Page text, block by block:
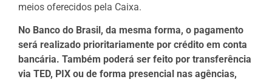
meios oferecidos pela Caixa.
No Banco do Brasil, da mesma forma, o pagamento
será realizado prioritariamente por crédito em conta
bancária. Também poderá ser feito por transferência
via TED, PIX ou de forma presencial nas agências,